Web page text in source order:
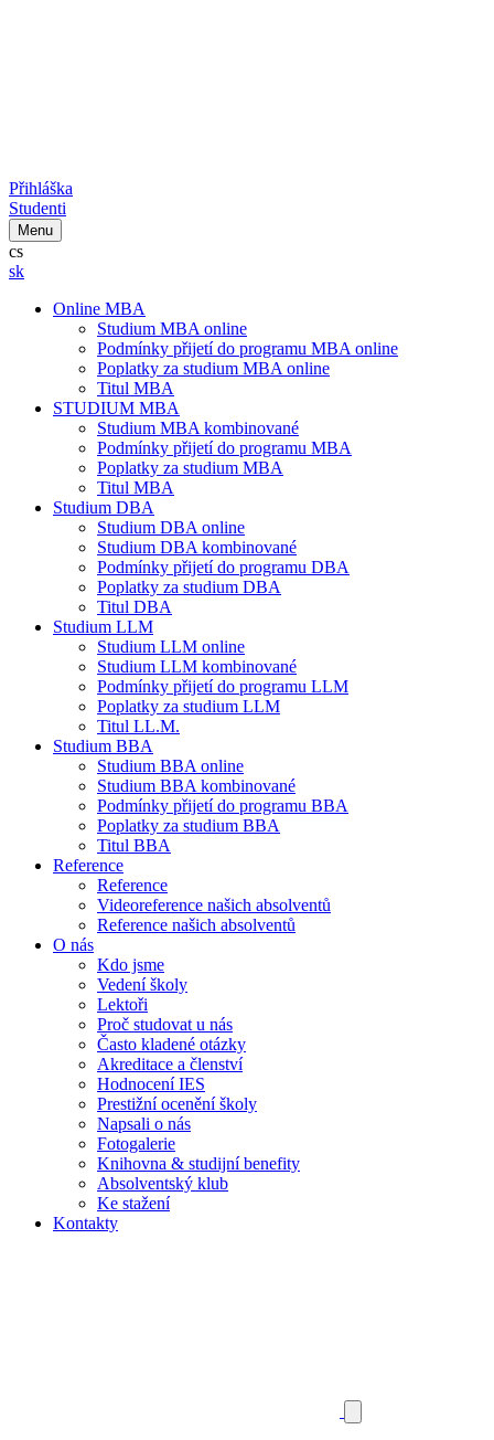
Přihláška
Studenti
Menu
cs
sk
Online MBA
Studium MBA online
Podmínky přijetí do programu MBA online
Poplatky za studium MBA online
Titul MBA
STUDIUM MBA
Studium MBA kombinované
Podmínky přijetí do programu MBA
Poplatky za studium MBA
Titul MBA
Studium DBA
Studium DBA online
Studium DBA kombinované
Podmínky přijetí do programu DBA
Poplatky za studium DBA
Titul DBA
Studium LLM
Studium LLM online
Studium LLM kombinované
Podmínky přijetí do programu LLM
Poplatky za studium LLM
Titul LL.M.
Studium BBA
Studium BBA online
Studium BBA kombinované
Podmínky přijetí do programu BBA
Poplatky za studium BBA
Titul BBA
Reference
Reference
Videoreference našich absolventů
Reference našich absolventů
O nás
Kdo jsme
Vedení školy
Lektoři
Proč studovat u nás
Často kladené otázky
Akreditace a členství
Hodnocení IES
Prestižní ocenění školy
Napsali o nás
Fotogalerie
Knihovna & studijní benefity
Absolventský klub
Ke stažení
Kontakty